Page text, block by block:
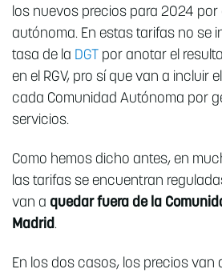
los nuevos precios para 2024
autónoma. En estas tarifas no se
tasa de la DGT por anotar el
en el RGV, pro sí que van a incluir
cada Comunidad Autónoma por
servicios.
Como hemos dicho antes, en
las tarifas se encuentran
van a quedar fuera de la
Madrid.
En los dos casos, los precios van